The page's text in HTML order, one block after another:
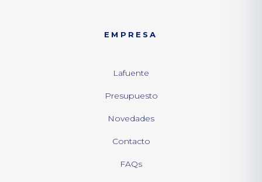
EMPRESA
Lafuente
Presupuesto
Novedades
Contacto
FAQs